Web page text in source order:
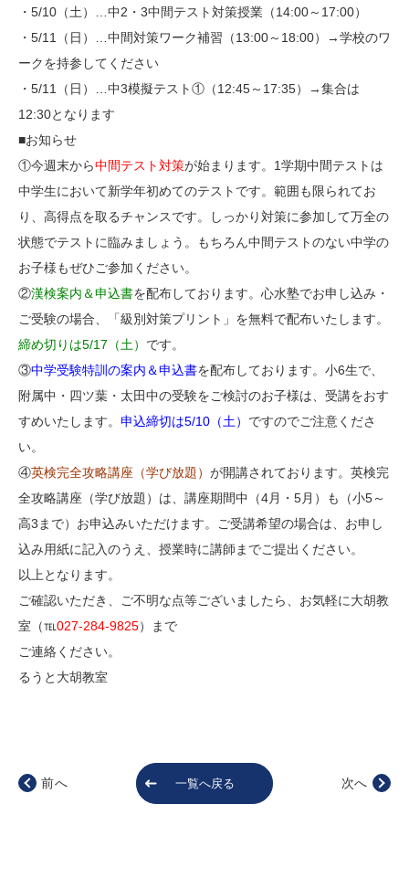
資料請求
お友達紹介
・5/10（土）…中2・3中間テスト対策授業（14:00～17:00）
・5/11（日）…中間対策ワーク補習（13:00～18:00）→学校のワ
ークを持参してください
・5/11（日）…中3模擬テスト①（12:45～17:35）→集合は
12:30となります
■お知らせ
①今週末から中間テスト対策が始まります。1学期中間テストは
中学生において新学年初めてのテストです。範囲も限られてお
り、高得点を取るチャンスです。しっかり対策に参加して万全の
状態でテストに臨みましょう。もちろん中間テストのない中学の
お子様もぜひご参加ください。
②漢検案内＆申込書を配布しております。心水塾でお申し込み・
ご受験の場合、「級別対策プリント」を無料で配布いたします。
締め切りは5/17（土） です。
③中学受験特訓の案内＆申込書を配布しております。小6生で、
附属中・四ツ葉・太田中の受験をご検討のお子様は、受講をおす
すめいたします。 申込締切は5/10（土） ですのでご注意くださ
い。
④英検完全攻略講座（学び放題） が開講されております。英検完
全攻略講座（学び放題）は、講座期間中（4月・5月）も（小5～
高3まで）お申込みいただけます。ご受講希望の場合は、お申し
込み用紙に記入のうえ、授業時に講師までご提出ください。
以上となります。
ご確認いただき、ご不明な点等ございましたら、お気軽に大胡教
室（℡027-284-9825）まで
ご連絡ください。
るうと大胡教室
前へ 一覧へ戻る 次へ